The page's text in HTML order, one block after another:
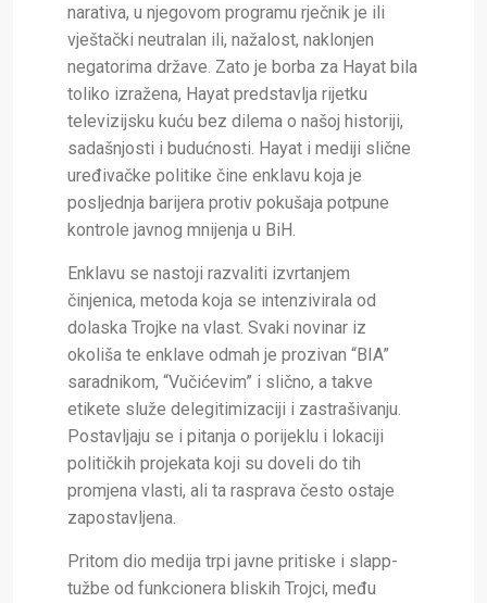
narativa, u njegovom programu rječnik je ili
vještački neutralan ili, nažalost, naklonjen
negatorima države. Zato je borba za Hayat bila
toliko izražena, Hayat predstavlja rijetku
televizijsku kuću bez dilema o našoj historiji,
sadašnjosti i budućnosti. Hayat i mediji slične
uređivačke politike čine enklavu koja je
posljednja barijera protiv pokušaja potpune
kontrole javnog mnijenja u BiH.
Enklavu se nastoji razvaliti izvrtanjem
činjenica, metoda koja se intenzivirala od
dolaska Trojke na vlast. Svaki novinar iz
okoliša te enklave odmah je prozivan “BIA”
saradnikom, “Vučićevim” i slično, a takve
etikete služe delegitimizaciji i zastrašivanju.
Postavljaju se i pitanja o porijeklu i lokaciji
političkih projekata koji su doveli do tih
promjena vlasti, ali ta rasprava često ostaje
zapostavljena.
Pritom dio medija trpi javne pritiske i slapp-
tužbe od funkcionera bliskih Trojci, među